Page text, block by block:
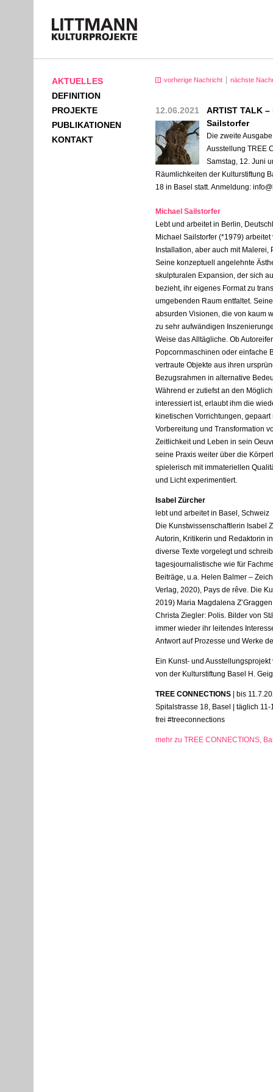
AKTUELLES
DEFINITION
PROJEKTE
PUBLIKATIONEN
KONTAKT
vorherige Nachricht nächste
12.06.2021
ARTIST TALK
Sailstorfer
Die zweite
Ausstellung TREE
Samstag, 12. Juni
Räumlichkeiten der Kulturstiftung
18 in Basel statt. Anmeldung:
Michael Sailstorfer
Lebt und arbeitet in Berlin,
Michael Sailstorfer (*1979)
Installation, aber auch mit
Seine konzeptuell angelehnte
skulpturalen Expansion, der sich
bezieht, ihr eigenes Format zu
umgebenden Raum entfaltet.
absurden Visionen, die von kaum
zu sehr aufwändigen
Weise das Alltägliche. Ob
Popcornmaschinen oder einfache
vertraute Objekte aus ihren
Bezugsrahmen in alternative
Während er zutiefst an den
interessiert ist, erlaubt ihm die
kinetischen Vorrichtungen,
Vorbereitung und Transformation
Zeitlichkeit und Leben in sein
seine Praxis weiter über die
spielerisch mit immateriellen
und Licht experimentiert.
Isabel Zürcher
lebt und arbeitet in Basel, Schweiz
Die Kunstwissenschaftlerin Isabel
Autorin, Kritikerin und Redaktorin
diverse Texte vorgelegt und
tagesjournalistische wie für
Beiträge, u.a. Helen Balmer –
Verlag, 2020), Pays de rêve. Die
2019) Maria Magdalena
Christa Ziegler: Polis. Bilder von
immer wieder ihr leitendes
Antwort auf Prozesse und Werke
Ein Kunst- und
von der Kulturstiftung Basel H.
TREE CONNECTIONS | bis
Spitalstrasse 18, Basel | täglich
frei #treeconnections
mehr zu TREE CONNECTIONS,